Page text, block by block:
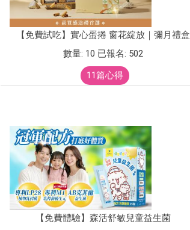
【免費試吃】實心蛋捲 窗花綻放｜彌月禮盒
數量: 10 已報名: 502
11篇心得
【免費體驗】森活舒敏兒童益生菌